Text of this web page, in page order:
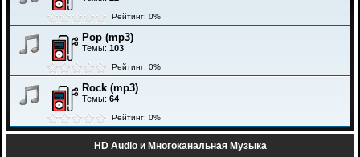
Рейтинг: 0%
Pop (mp3)
Темы: 103
Рейтинг: 0%
Rock (mp3)
Темы: 64
Рейтинг: 0%
HD Audio и Многоканальная Музыка